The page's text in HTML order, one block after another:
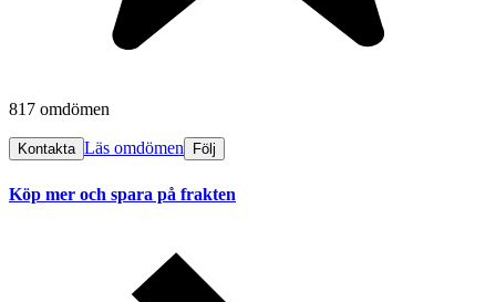
817 omdömen
Kontakta Läs omdömen Följ
Köp mer och spara på frakten